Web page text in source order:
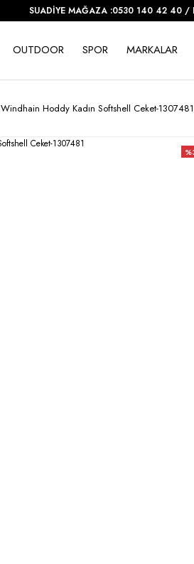
SUADİYE MAĞAZA :0530 140 42 40 /
OUTDOOR SPOR MARKALAR
Hoddy Kadın Softshell Ceket-1307481